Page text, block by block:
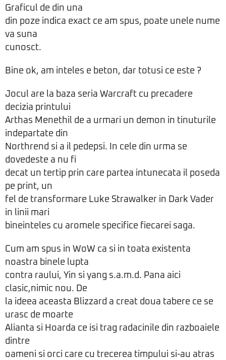
Graficul de din una
din poze indica exact ce am spus, poate unele nume
va suna
cunosct.
Bine ok, am inteles e beton, dar totusi ce este ?
Jocul are la baza seria Warcraft cu precadere
decizia printului
Arthas Menethil de a urmari un demon in tinuturile
indepartate din
Northrend si a il pedepsi. In cele din urma se
dovedeste a nu fi
decat un tertip prin care partea intunecata il poseda
pe print, un
fel de transformare Luke Strawalker in Dark Vader
in linii mari
bineinteles cu aromele specifice fiecarei saga.
Cum am spus in WoW ca si in toata existenta
noastra binele lupta
contra raului, Yin si yang s.a.m.d. Pana aici
clasic,nimic nou. De
la ideea aceasta Blizzard a creat doua tabere ce se
urasc de moarte
Alianta si Hoarda ce isi trag radacinile din razboaiele
dintre
oameni si orci care cu trecerea timpului si-au atras